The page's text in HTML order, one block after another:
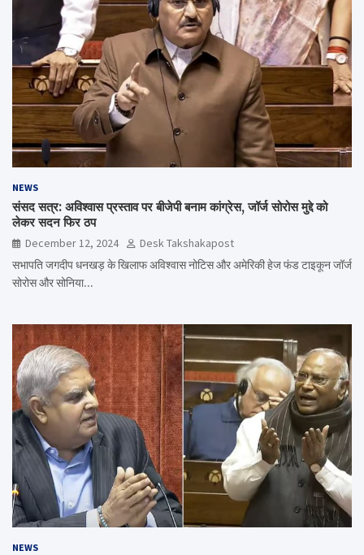
NEWS
संसद सत्र: अविश्वास प्रस्ताव पर बीजेपी बनाम कांग्रेस, जॉर्ज सोरोस मुद्दे को
लेकर सदन फिर ठप
December 12, 2024
Desk Takshakapost
सभापति जगदीप धनखड़ के खिलाफ अविश्वास नोटिस और अमेरिकी हेज फंड टाइकून जॉर्ज
सोरोस और सोनिया…
NEWS